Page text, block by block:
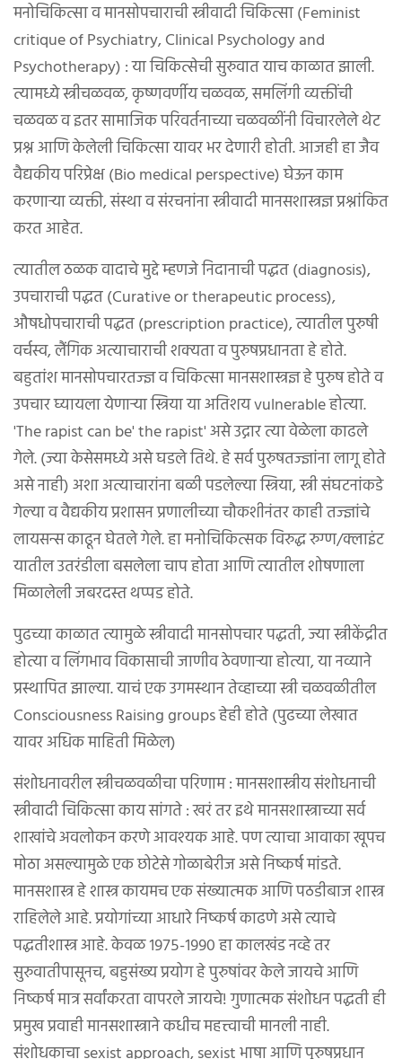
मनोचिकित्सा व मानसोपचाराची स्त्रीवादी चिकित्सा (Feminist
critique of Psychiatry, Clinical Psychology and
Psychotherapy) : या चिकित्सेची सुरुवात याच काळात झाली.
त्यामध्ये स्त्रीचळवळ, कृष्णवर्णीय चळवळ, समलिंगी व्यक्तींची
चळवळ व इतर सामाजिक परिवर्तनाच्या चळवळींनी विचारलेले थेट
प्रश्न आणि केलेली चिकित्सा यावर भर देणारी होती. आजही हा जैव
वैद्यकीय परिप्रेक्ष (Bio medical perspective) घेऊन काम
करणाऱ्या व्यक्ती, संस्था व संरचनांना स्त्रीवादी मानसशास्त्रज्ञ प्रश्नांकित
करत आहेत.
त्यातील ठळक वादाचे मुद्दे म्हणजे निदानाची पद्धत (diagnosis),
उपचाराची पद्धत (Curative or therapeutic process),
औषधोपचाराची पद्धत (prescription practice), त्यातील पुरुषी
वर्चस्व, लैंगिक अत्याचाराची शक्यता व पुरुषप्रधानता हे होते.
बहुतांश मानसोपचारतज्ज्ञ व चिकित्सा मानसशास्त्रज्ञ हे पुरुष होते व
उपचार घ्यायला येणाऱ्या स्त्रिया या अतिशय vulnerable होत्या.
'The rapist can be' the rapist' असे उद्गार त्या वेळेला काढले
गेले. (ज्या केसेसमध्ये असे घडले तिथे. हे सर्व पुरुषतज्ज्ञांना लागू होते
असे नाही) अशा अत्याचारांना बळी पडलेल्या स्त्रिया, स्त्री संघटनांकडे
गेल्या व वैद्यकीय प्रशासन प्रणालीच्या चौकशीनंतर काही तज्ज्ञांचे
लायसन्स काढून घेतले गेले. हा मनोचिकित्सक विरुद्ध रुग्ण/क्लाइंट
यातील उतरंडीला बसलेला चाप होता आणि त्यातील शोषणाला
मिळालेली जबरदस्त थप्पड होते.
पुढच्या काळात त्यामुळे स्त्रीवादी मानसोपचार पद्धती, ज्या स्त्रीकेंद्रीत
होत्या व लिंगभाव विकासाची जाणीव ठेवणाऱ्या होत्या, या नव्याने
प्रस्थापित झाल्या. याचं एक उगमस्थान तेव्हाच्या स्त्री चळवळीतील
Consciousness Raising groups हेही होते (पुढच्या लेखात
यावर अधिक माहिती मिळेल)
संशोधनावरील स्त्रीचळवळीचा परिणाम : मानसशास्त्रीय संशोधनाची
स्त्रीवादी चिकित्सा काय सांगते : खरं तर इथे मानसशास्त्राच्या सर्व
शाखांचे अवलोकन करणे आवश्यक आहे. पण त्याचा आवाका खूपच
मोठा असल्यामुळे एक छोटेसे गोळाबेरीज असे निष्कर्ष मांडते.
मानसशास्त्र हे शास्त्र कायमच एक संख्यात्मक आणि पठडीबाज शास्त्र
राहिलेले आहे. प्रयोगांच्या आधारे निष्कर्ष काढणे असे त्याचे
पद्धतीशास्त्र आहे. केवळ १९७५-१९९० हा कालखंड नव्हे तर
सुरुवातीपासूनच, बहुसंख्य प्रयोग हे पुरुषांवर केले जायचे आणि
निष्कर्ष मात्र सर्वांकरता वापरले जायचे! गुणात्मक संशोधन पद्धती ही
प्रमुख प्रवाही मानसशास्त्राने कधीच महत्त्वाची मानली नाही.